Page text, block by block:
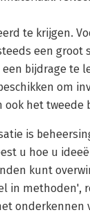
te krijgen.
een groot
bijdrage te
om
het
is
u hoe u
kunt
in methoden',